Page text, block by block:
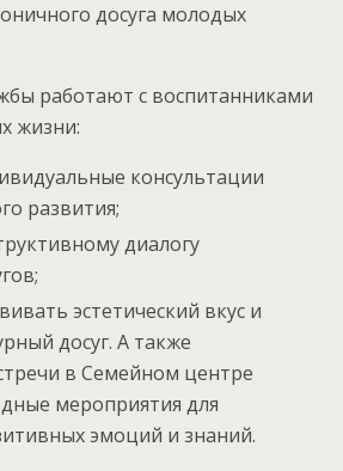
досуга молодых
работают с воспитанниками
жизни:
консультации
развития;
диалогу
эстетический вкус и
досуг. А также
в Семейном центре
мероприятия для
эмоций и знаний.